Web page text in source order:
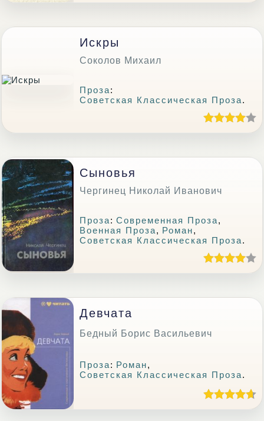
Искры
Соколов Михаил
Проза:
Советская Классическая Проза.
Сыновья
Чергинец Николай Иванович
Проза:Современная Проза,
Военная Проза, Роман,
Советская Классическая Проза.
Девчата
Бедный Борис Васильевич
Проза: Роман,
Советская Классическая Проза.